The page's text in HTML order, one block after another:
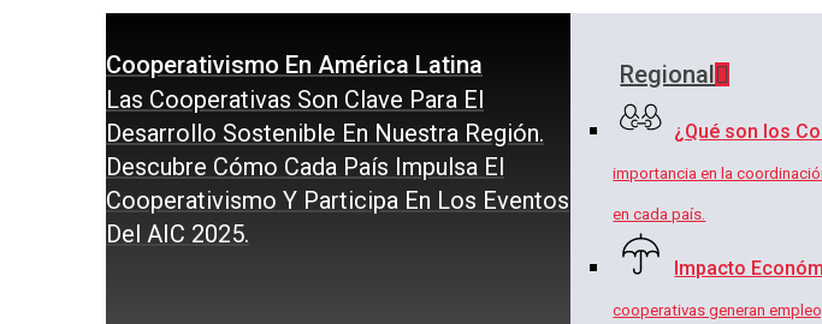
Cooperativismo En América Latina
Las Cooperativas Son Clave Para El
Desarrollo Sostenible En Nuestra Región.
Descubre Cómo Cada País Impulsa El
Cooperativismo Y Participa En Los Eventos
Del AIC 2025.
Regional
¿Qué son los
importancia en la
en cada país.
Impacto
cooperativas generan